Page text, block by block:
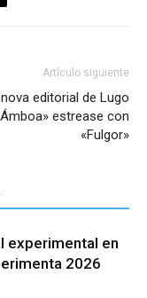
Artículo siguiente
editorial de Lugo
estrease con
«Fulgor»
experimental en
2026